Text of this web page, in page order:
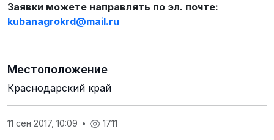
Заявки можете направлять по эл. почте:
kubanagrokrd@mail.ru
Местоположение
Краснодарский край
11 сен 2017, 10:09 • 1711